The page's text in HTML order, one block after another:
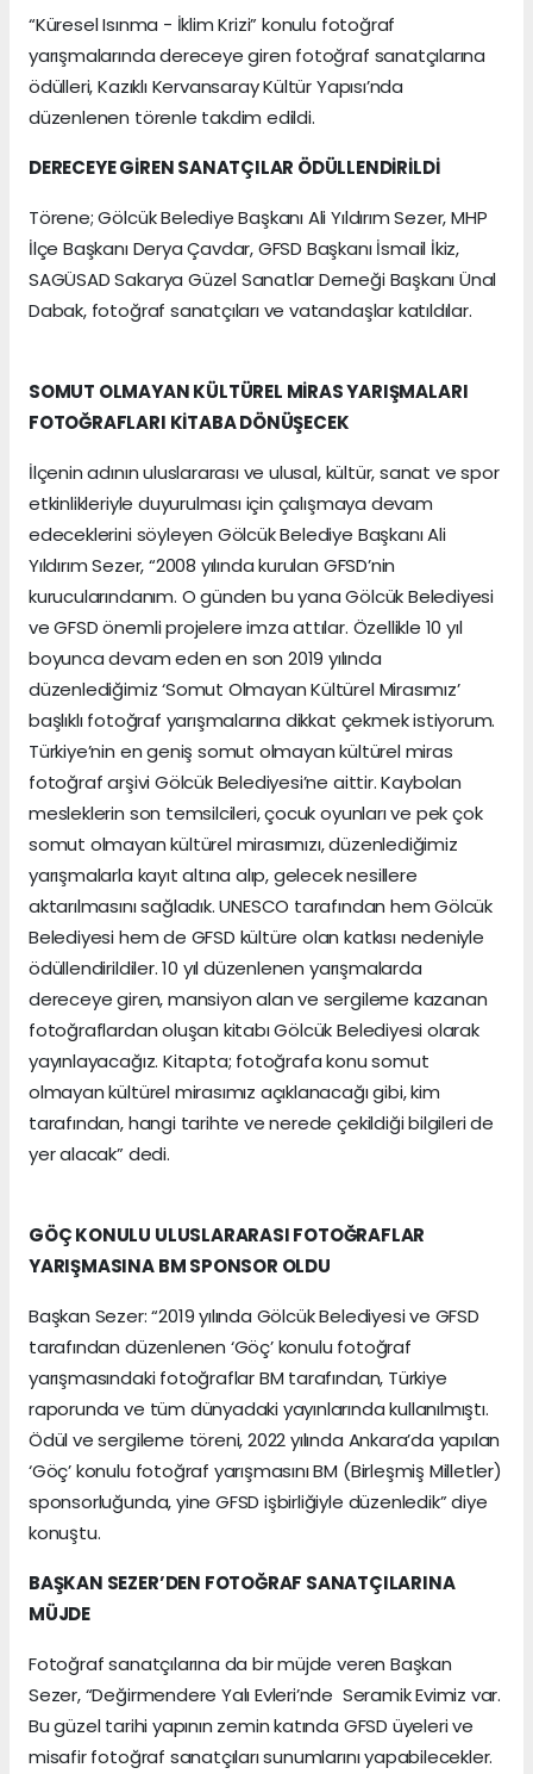
“Küresel Isınma - İklim Krizi” konulu fotoğraf
yarışmalarında dereceye giren fotoğraf sanatçılarına
ödülleri, Kazıklı Kervansaray Kültür Yapısı’nda
düzenlenen törenle takdim edildi.
DERECEYE GİREN SANATÇILAR ÖDÜLLENDİRİLDİ
Törene; Gölcük Belediye Başkanı Ali Yıldırım Sezer, MHP
İlçe Başkanı Derya Çavdar, GFSD Başkanı İsmail İkiz,
SAGÜSAD Sakarya Güzel Sanatlar Derneği Başkanı Ünal
Dabak, fotoğraf sanatçıları ve vatandaşlar katıldılar.
SOMUT OLMAYAN KÜLTÜREL MİRAS YARIŞMALARI
FOTOĞRAFLARI KİTABA DÖNÜŞECEK
İlçenin adının uluslararası ve ulusal, kültür, sanat ve spor
etkinlikleriyle duyurulması için çalışmaya devam
edeceklerini söyleyen Gölcük Belediye Başkanı Ali
Yıldırım Sezer, “2008 yılında kurulan GFSD’nin
kurucularındanım. O günden bu yana Gölcük Belediyesi
ve GFSD önemli projelere imza attılar. Özellikle 10 yıl
boyunca devam eden en son 2019 yılında
düzenlediğimiz ‘Somut Olmayan Kültürel Mirasımız’
başlıklı fotoğraf yarışmalarına dikkat çekmek istiyorum.
Türkiye’nin en geniş somut olmayan kültürel miras
fotoğraf arşivi Gölcük Belediyesi’ne aittir. Kaybolan
mesleklerin son temsilcileri, çocuk oyunları ve pek çok
somut olmayan kültürel mirasımızı, düzenlediğimiz
yarışmalarla kayıt altına alıp, gelecek nesillere
aktarılmasını sağladık. UNESCO tarafından hem Gölcük
Belediyesi hem de GFSD kültüre olan katkısı nedeniyle
ödüllendirildiler. 10 yıl düzenlenen yarışmalarda
dereceye giren, mansiyon alan ve sergileme kazanan
fotoğraflardan oluşan kitabı Gölcük Belediyesi olarak
yayınlayacağız. Kitapta; fotoğrafa konu somut
olmayan kültürel mirasımız açıklanacağı gibi, kim
tarafından, hangi tarihte ve nerede çekildiği bilgileri de
yer alacak” dedi.
GÖÇ KONULU ULUSLARARASI FOTOĞRAFLAR
YARIŞMASINA BM SPONSOR OLDU
Başkan Sezer: “2019 yılında Gölcük Belediyesi ve GFSD
tarafından düzenlenen ‘Göç’ konulu fotoğraf
yarışmasındaki fotoğraflar BM tarafından, Türkiye
raporunda ve tüm dünyadaki yayınlarında kullanılmıştı.
Ödül ve sergileme töreni, 2022 yılında Ankara’da yapılan
‘Göç’ konulu fotoğraf yarışmasını BM (Birleşmiş Milletler)
sponsorluğunda, yine GFSD işbirliğiyle düzenledik” diye
konuştu.
BAŞKAN SEZER’DEN FOTOĞRAF SANATÇILARINA
MÜJDE
Fotoğraf sanatçılarına da bir müjde veren Başkan
Sezer, “Değirmendere Yalı Evleri’nde Seramik Evimiz var.
Bu güzel tarihi yapının zemin katında GFSD üyeleri ve
misafir fotoğraf sanatçıları sunumlarını yapabilecekler.